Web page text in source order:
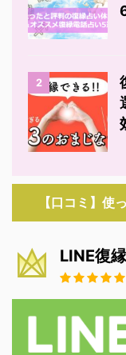
2
【口コミ】使
LINE復